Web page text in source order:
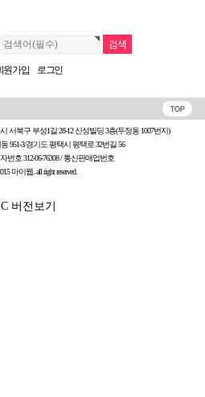
원가입 로그인
서북구 부성1길 28-12 신성빌딩 3층(두정동 1007번지)
951-3/경기도 평택시 평택로 32번길 56
번호 312-06-76308 /통신판매업번호
마이웹. all right reserved.
버전보기